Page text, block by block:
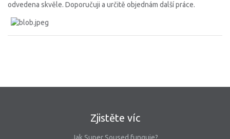
odvedena skvěle. Doporučuji a určitě objednám další práce.
Zjistěte víc